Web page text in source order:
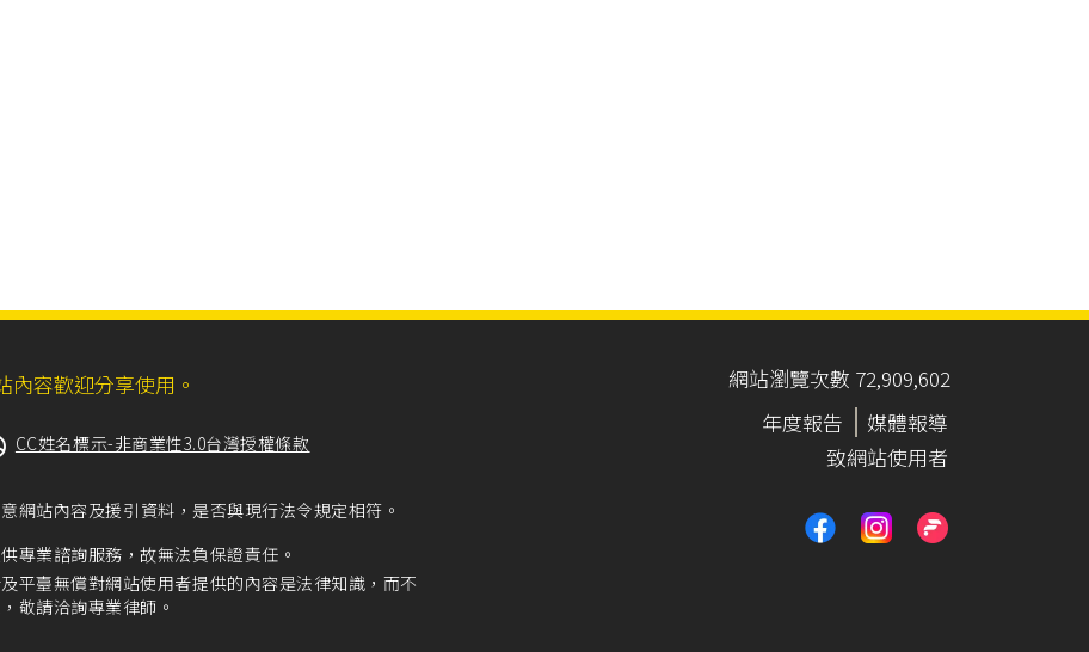
容歡迎分享使用。
CC姓名標示-非商業性3.0台灣授權條款
網站內容及援引資料，是否與現行法令規定相符。
專業諮詢服務，故無法負保證責任。
平臺無償對網站使用者提供的內容是法律知識，而不
敬請洽詢專業律師。
網站瀏覽次數 72,909,602
年度報告
媒體報導
致網站使用者